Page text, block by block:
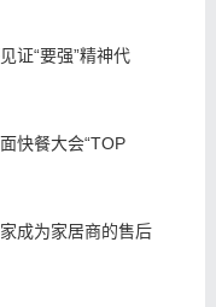
证“要强”精神代
快餐大会“TOP
成为家居商的售后